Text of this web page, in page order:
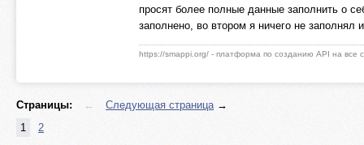
просят более полные данные заполнить о
заполнено, во втором я ничего не заполнял
https://smappi.org/ - платформа по созданию API на все
Страницы: ← Следующая страница→
1
2